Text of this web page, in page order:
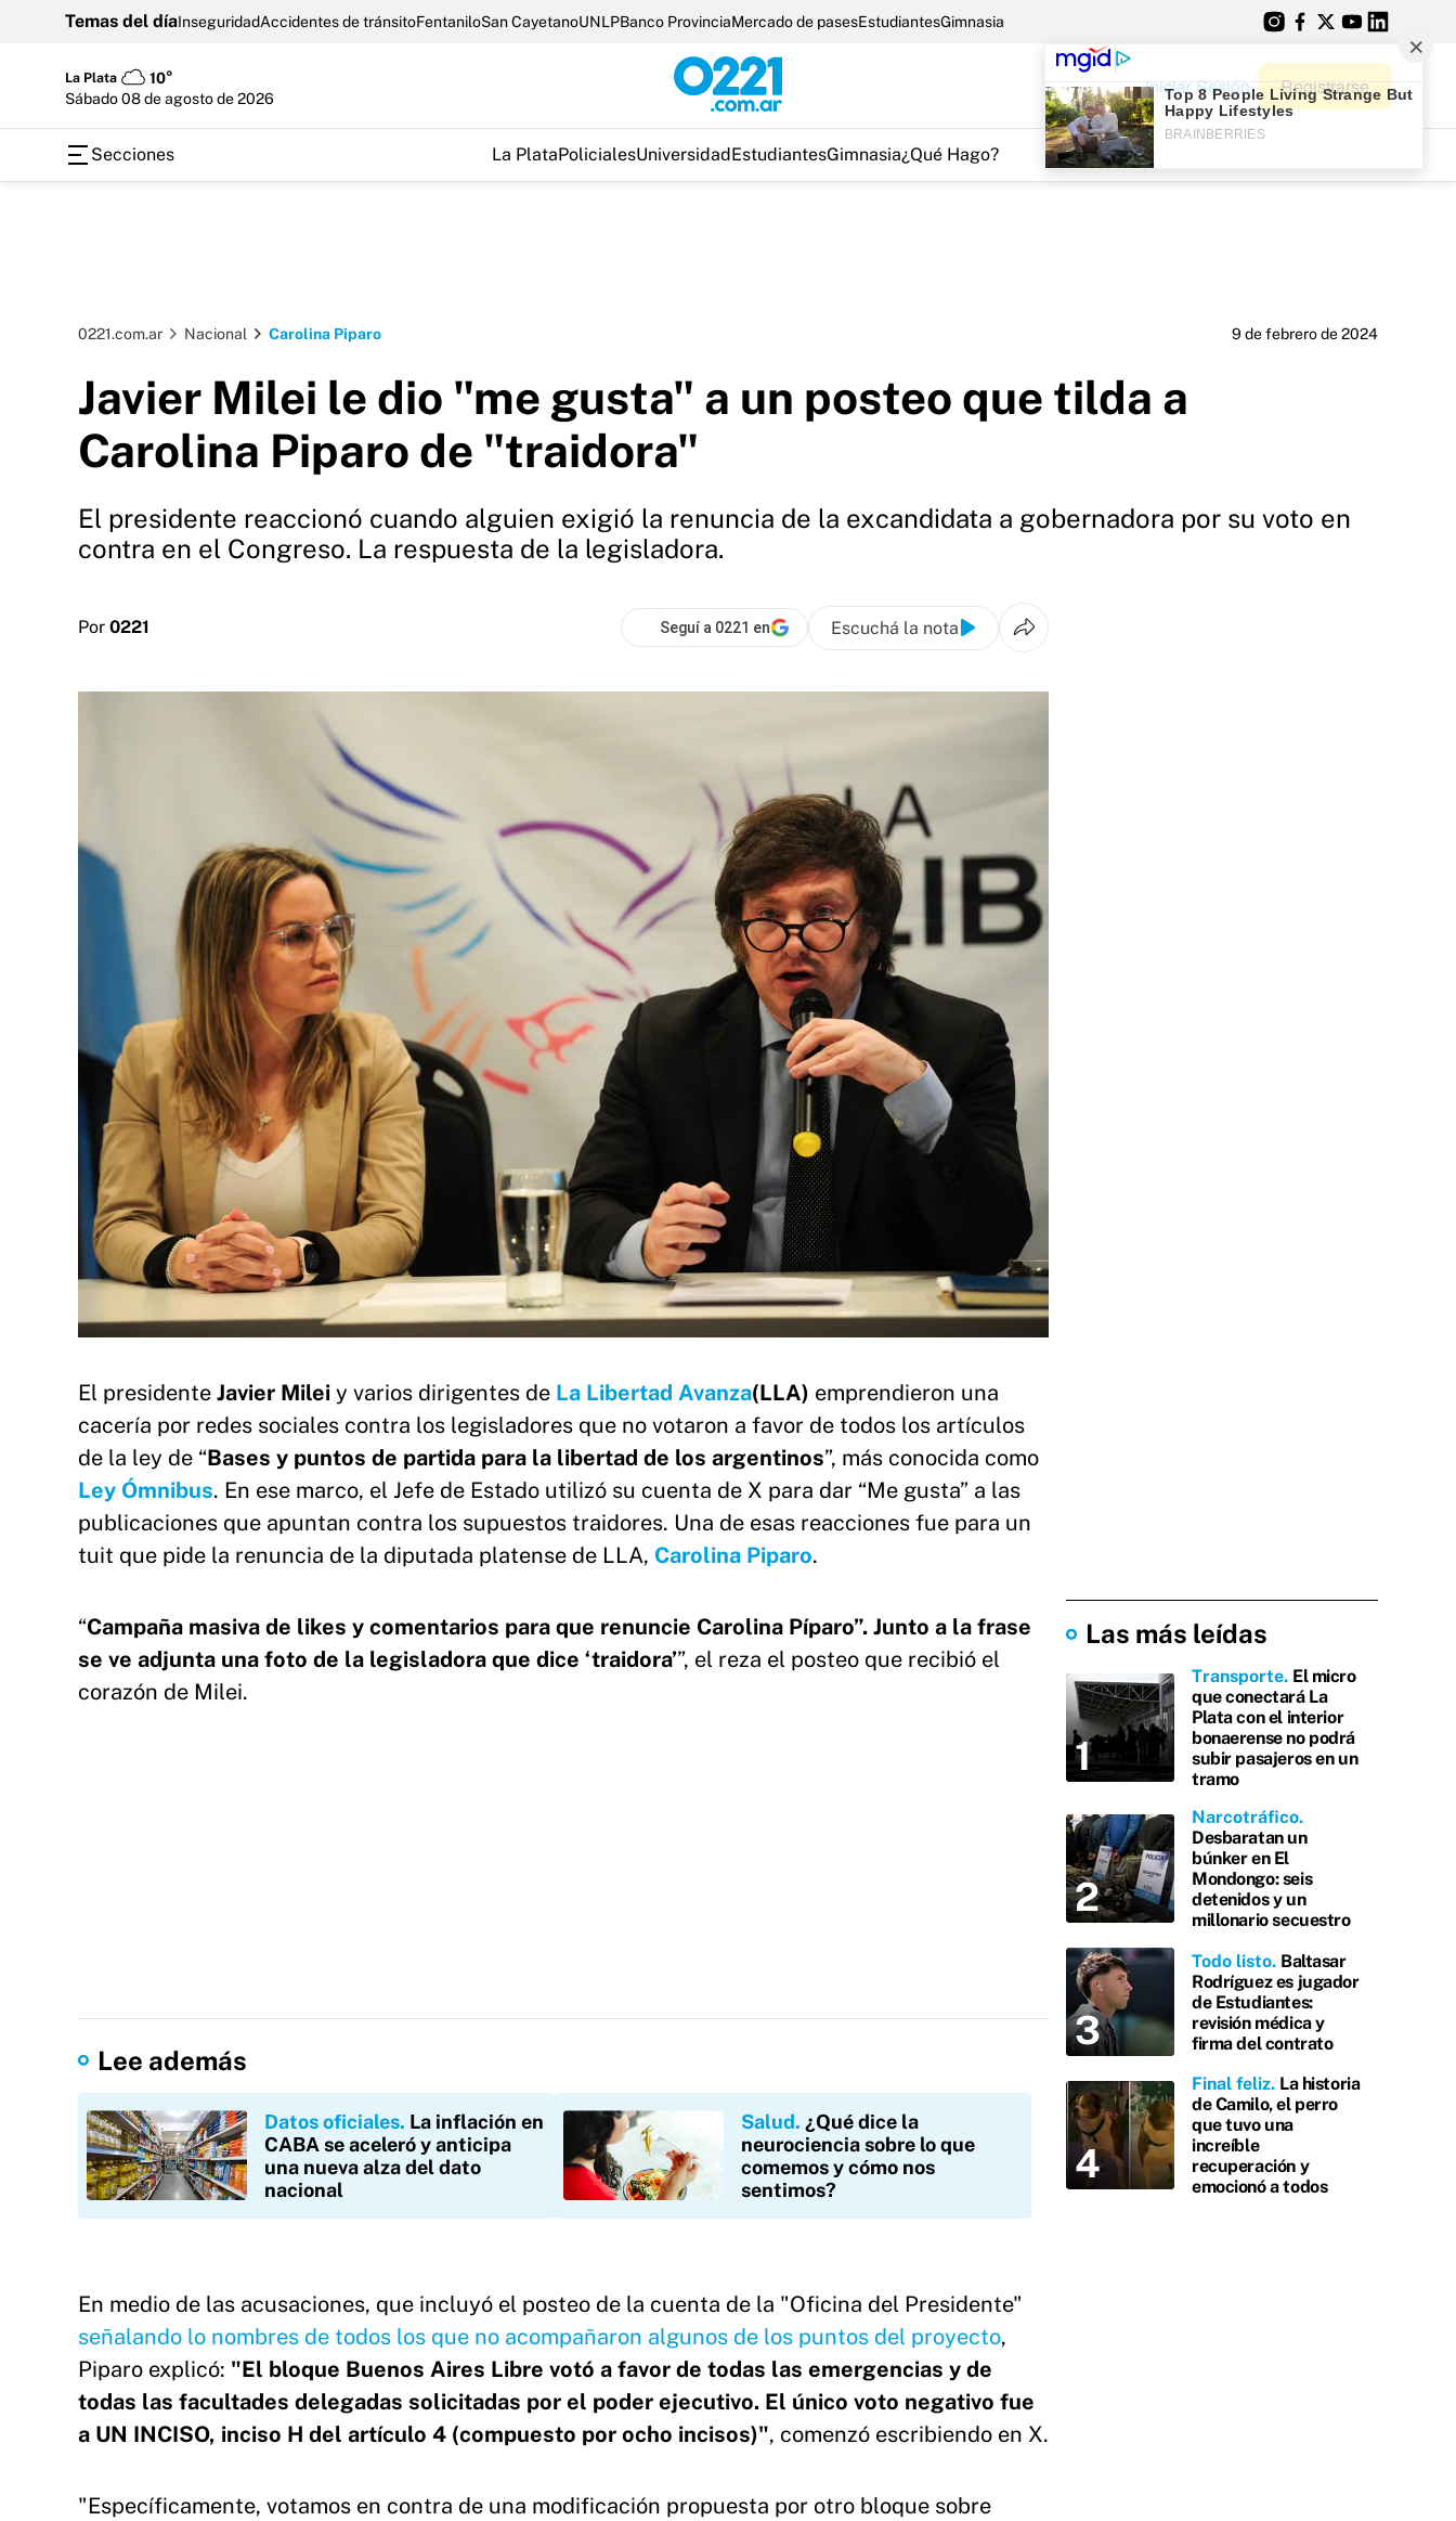
Temas del díaInseguridadAccidentes de tránsitoFentaniloSan CayetanoUNLPBanco ProvinciaMercado de pasesEstudiantesGimnasia
La Plata
10°
sábado 08 de agosto de 2026
Iniciar Sesión Registrarse
Secciones La PlataPolicialesUniversidadEstudiantesGimnasia¿Qué Hago?
0221.com.ar Nacional Carolina Piparo 9 de febrero de 2024
Javier Milei le dio "me gusta" a un posteo que tilda a
Carolina Piparo de "traidora"
El presidente reaccionó cuando alguien exigió la renuncia de la excandidata a gobernadora por su voto en
contra en el Congreso. La respuesta de la legisladora.
Por 0221 Seguí a 0221 en Escuchá la nota
El presidente Javier Milei y varios dirigentes de La Libertad Avanza(LLA) emprendieron una
cacería por redes sociales contra los legisladores que no votaron a favor de todos los artículos
de la ley de “Bases y puntos de partida para la libertad de los argentinos”, más conocida como
Ley Ómnibus. En ese marco, el Jefe de Estado utilizó su cuenta de X para dar “Me gusta” a las
publicaciones que apuntan contra los supuestos traidores. Una de esas reacciones fue para un
tuit que pide la renuncia de la diputada platense de LLA, Carolina Piparo.
“Campaña masiva de likes y comentarios para que renuncie Carolina Píparo”. Junto a la frase
se ve adjunta una foto de la legisladora que dice ‘traidora’”, el reza el posteo que recibió el
corazón de Milei.
Lee además
Datos oficiales La inflación en
CABA se aceleró y anticipa
una nueva alza del dato
nacional
Salud ¿Qué dice la
neurociencia sobre lo que
comemos y cómo nos
sentimos?
En medio de las acusaciones, que incluyó el posteo de la cuenta de la "Oficina del Presidente"
señalando lo nombres de todos los que no acompañaron algunos de los puntos del proyecto,
Piparo explicó: "El bloque Buenos Aires Libre votó a favor de todas las emergencias y de
todas las facultades delegadas solicitadas por el poder ejecutivo. El único voto negativo fue
a UN INCISO, inciso H del artículo 4 (compuesto por ocho incisos)", comenzó escribiendo en X.
"Específicamente, votamos en contra de una modificación propuesta por otro bloque sobre
Las más leídas
Transporte El micro
que conectará La
Plata con el interior
bonaerense no podrá
subir pasajeros en un
tramo
Narcotráfico
Desbaratan un
búnker en El
Mondongo: seis
detenidos y un
millonario secuestro
Todo listo Baltasar
Rodríguez es jugador
de Estudiantes:
revisión médica y
firma del contrato
Final feliz La historia
de Camilo, el perro
que tuvo una
increíble
recuperación y
emocionó a todos